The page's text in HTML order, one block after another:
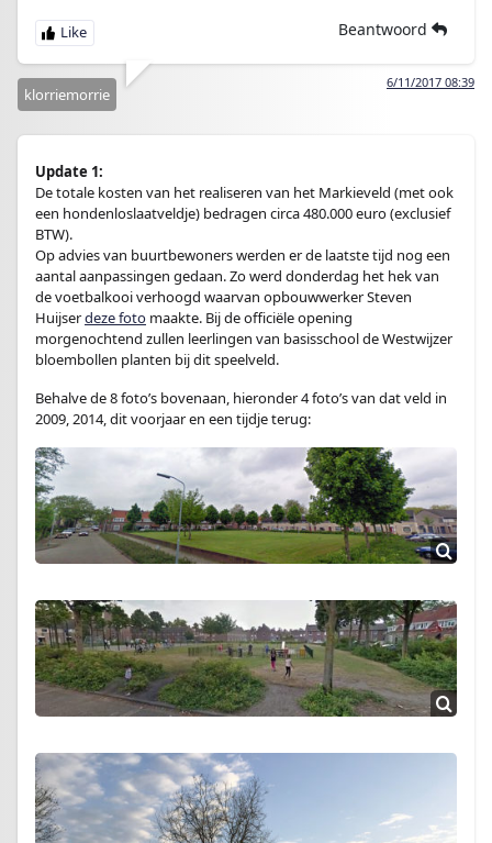
Beantwoord
6/11/2017 08:39
klorriemorrie
Update 1:
De totale kosten van het realiseren van het Markieveld (met ook
een hondenloslaatveldje) bedragen circa 480.000 euro (exclusief
BTW).
Op advies van buurtbewoners werden er de laatste tijd nog een
aantal aanpassingen gedaan. Zo werd donderdag het hek van
de voetbalkooi verhoogd waarvan opbouwwerker Steven
Huijserdeze foto maakte. Bij de officiële opening
morgenochtend zullen leerlingen van basisschool de Westwijzer
bloembollen planten bij dit speelveld.
Behalve de 8 foto’s bovenaan, hieronder 4 foto’s van dat veld in
2009, 2014, dit voorjaar en een tijdje terug: